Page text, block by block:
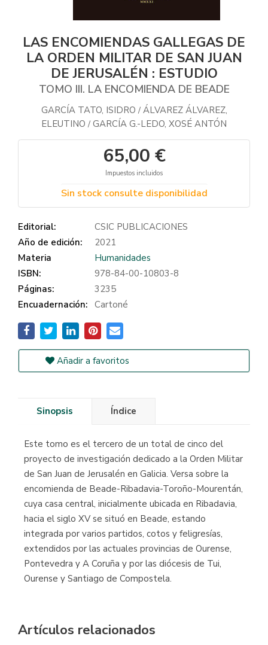
LAS ENCOMIENDAS GALLEGAS DE
LA ORDEN MILITAR DE SAN JUAN
DE JERUSALÉN : ESTUDIO
TOMO III. LA ENCOMIENDA DE BEADE
GARCÍA TATO, ISIDRO / ÁLVAREZ ÁLVAREZ,
ELEUTINO / GARCÍA G.-LEDO, XOSÉ ANTÓN
65,00 €
Impuestos incluidos
Sin stock consulte disponibilidad
Editorial:
CSIC PUBLICACIONES
Año de edición:
2021
Materia
Humanidades
ISBN:
978-84-00-10803-8
Páginas:
3235
Encuadernación: Cartoné
Añadir a favoritos
Sinopsis Índice
Este tomo es el tercero de un total de cinco del
proyecto de investigación dedicado a la Orden Militar
de San Juan de Jerusalén en Galicia. Versa sobre la
encomienda de Beade-Ribadavia-Toroño-Mourentán,
cuya casa central, inicialmente ubicada en Ribadavia,
hacia el siglo XV se situó en Beade, estando
integrada por varios partidos, cotos y feligresías,
extendidos por las actuales provincias de Ourense,
Pontevedra y A Coruña y por las diócesis de Tui,
Ourense y Santiago de Compostela.
Artículos relacionados